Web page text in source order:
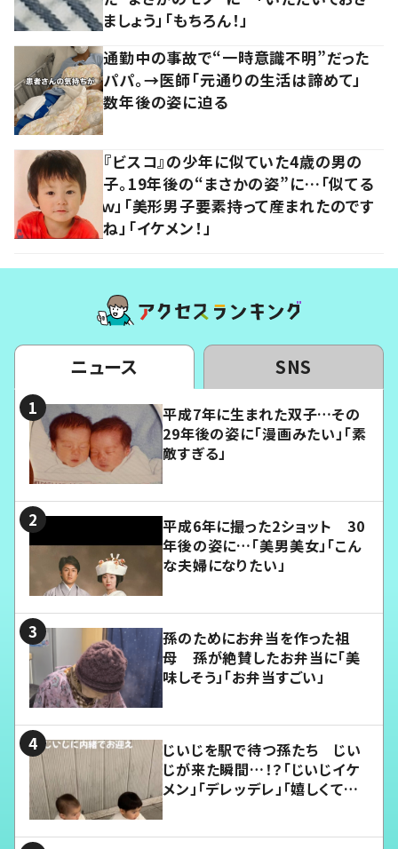
ましょう」「もちろん！」
通勤中の事故で“一時意識不明”だった
パパ。→医師「元通りの生活は諦めて」
数年後の姿に迫る
『ビスコ』の少年に似ていた4歳の男の
子。19年後の“まさかの姿”に…「似てる
ｗ」「美形男子要素持って産まれたのです
ね」「イケメン！」
ニュース SNS
平成7年に生まれた双子…その
29年後の姿に「漫画みたい」「素
敵すぎる」
平成6年に撮った2ショット 30
年後の姿に…「美男美女」「こん
な夫婦になりたい」
孫のためにお弁当を作った祖
母 孫が絶賛したお弁当に「美
味しそう」「お弁当すごい」
じいじを駅で待つ孫たち じい
じが来た瞬間…！？「じいじイケ
メン」「デレッデレ」「嬉しくて可